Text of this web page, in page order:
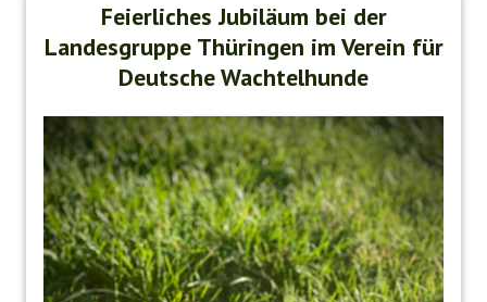
Feierliches Jubiläum bei der
Landesgruppe Thüringen im Verein für
Deutsche Wachtelhunde